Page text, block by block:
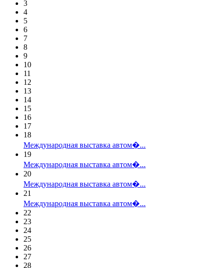
3
4
5
6
7
8
9
10
11
12
13
14
15
16
17
18
Международная выставка автом�...
19
Международная выставка автом�...
20
Международная выставка автом�...
21
Международная выставка автом�...
22
23
24
25
26
27
28